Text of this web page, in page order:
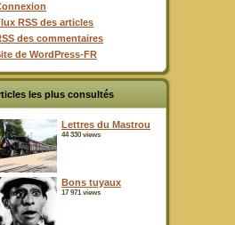
RSS des articles
des commentaires
de WordPress-FR
les plus consultés
Lettres du Mastrou
44 330 views
Bons tuyaux
17 971 views